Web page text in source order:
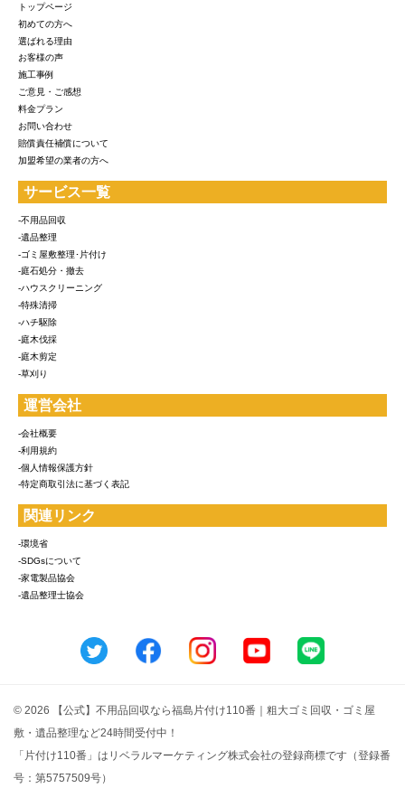
トップページ
初めての方へ
選ばれる理由
お客様の声
施工事例
ご意見・ご感想
料金プラン
お問い合わせ
賠償責任補償について
加盟希望の業者の方へ
サービス一覧
-不用品回収
-遺品整理
-ゴミ屋敷整理･片付け
-庭石処分・撤去
-ハウスクリーニング
-特殊清掃
-ハチ駆除
-庭木伐採
-庭木剪定
-草刈り
運営会社
-会社概要
-利用規約
-個人情報保護方針
-特定商取引法に基づく表記
関連リンク
-環境省
-SDGsについて
-家電製品協会
-遺品整理士協会
© 2026 【公式】不用品回収なら福島片付け110番｜粗大ゴミ回収・ゴミ屋
敷・遺品整理など24時間受付中！
「片付け110番」はリベラルマーケティング株式会社の登録商標です（登録番
号：第5757509号）